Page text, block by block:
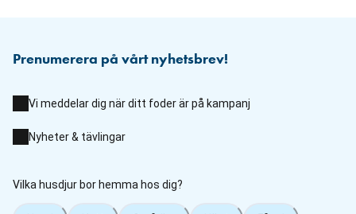
Prenumerera på vårt nyhetsbrev!
Vi meddelar dig när ditt foder är på kampanj
Nyheter & tävlingar
Vilka husdjur bor hemma hos dig?